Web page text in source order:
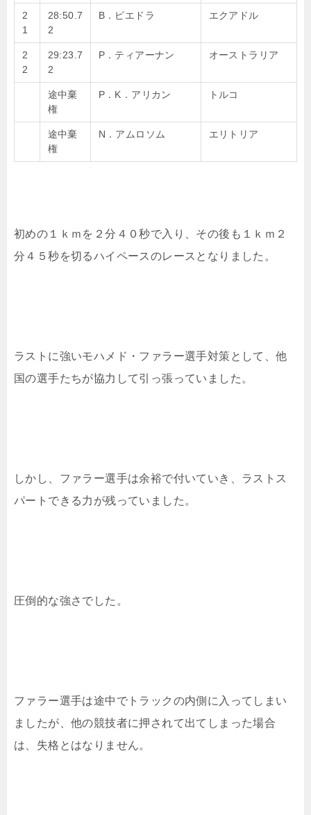
2
1
28:50.7
2
B．ピエドラ エクアドル
2
2
29:23.7
2
P．ティアーナン オーストラリア
途中棄
権
P．K．アリカン トルコ
途中棄
権
N．アムロソム エリトリア
初めの１ｋｍを２分４０秒で入り、その後も１ｋｍ２
分４５秒を切るハイペースのレースとなりました。
ラストに強いモハメド・ファラー選手対策として、他
国の選手たちが協力して引っ張っていました。
しかし、ファラー選手は余裕で付いていき、ラストス
パートできる力が残っていました。
圧倒的な強さでした。
ファラー選手は途中でトラックの内側に入ってしまい
ましたが、他の競技者に押されて出てしまった場合
は、失格とはなりません。